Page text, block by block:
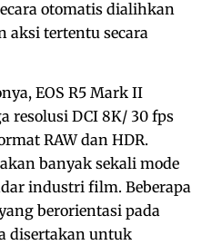
otomatis dialihkan
aksi tertentu secara
EOS R5 Mark II
resolusi DCI 8K/ 30 fps
RAW dan HDR.
banyak sekali mode
industri film. Beberapa
berorientasi pada
disertakan untuk